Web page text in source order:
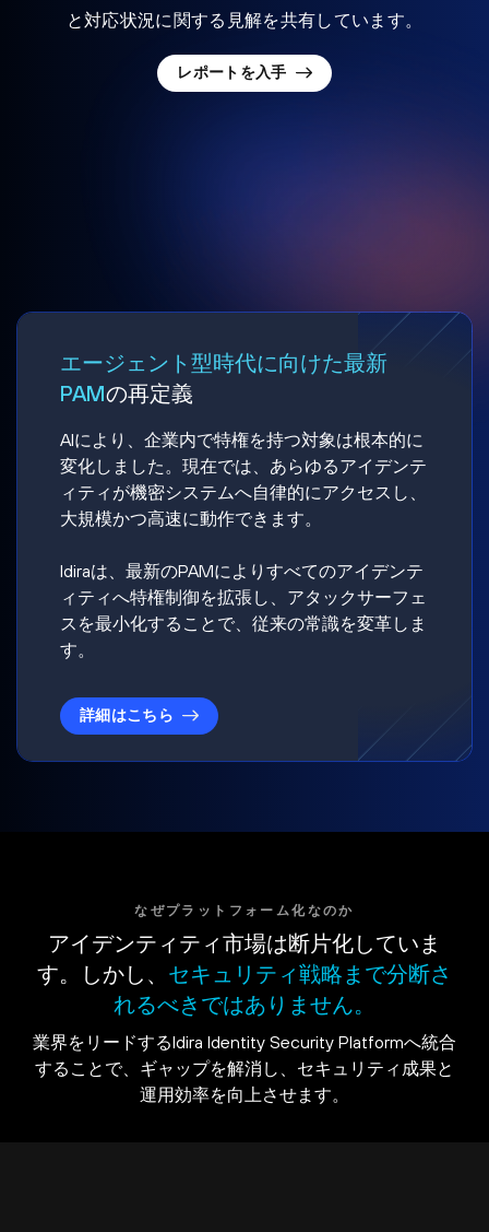
と対応状況に関する見解を共有しています。
レポートを入手
エージェント型時代に向けた最新
PAMの再定義
AIにより、企業内で特権を持つ対象は根本的に
変化しました。現在では、あらゆるアイデンテ
ィティが機密システムへ自律的にアクセスし、
大規模かつ高速に動作できます。
Idiraは、最新のPAMによりすべてのアイデンテ
ィティへ特権制御を拡張し、アタックサーフェ
スを最小化することで、従来の常識を変革しま
す。
詳細はこちら
なぜプラットフォーム化なのか
アイデンティティ市場は断片化していま
す。しかし、 セキュリティ戦略まで分断さ
れるべきではありません。
業界をリードするIdira Identity Security Platformへ統合
することで、ギャップを解消し、セキュリティ成果と
運用効率を向上させます。